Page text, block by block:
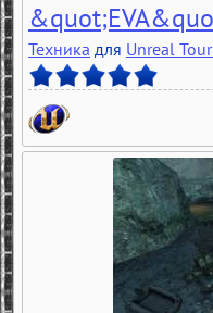
Техника для Unreal